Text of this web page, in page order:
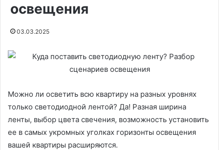
освещения
03.03.2025
Можно ли осветить всю квартиру на разных уровнях
только светодиодной лентой? Да! Разная ширина
ленты, выбор цвета свечения, возможность установить
ее в самых укромных уголках горизонты освещения
вашей квартиры расширяются.